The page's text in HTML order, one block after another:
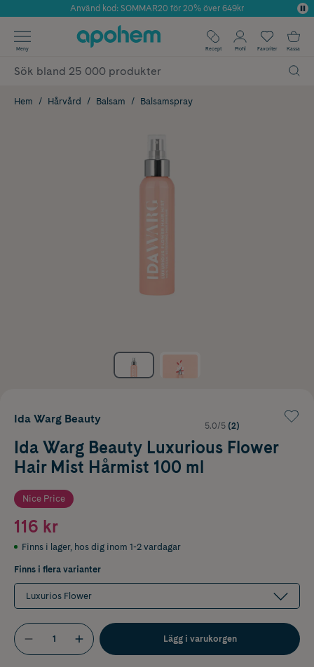
Årets Butik 2025 inom Skönhet
Använd kod: SOMMAR20 för 20% över 649kr
✓ Fri frakt
✓ Poäng på alla köp*
Meny Recept Profil Favoriter Kassa
Hem Hårvård Balsam Balsamspray
Ida Warg Beauty
5.0/5 (2)
Ida Warg Beauty Luxurious Flower
Hair Mist Hårmist 100 ml
Nice Price
116 kr
Finns i lager, hos dig inom 1-2 vardagar
Finns i flera varianter
Luxurios Flower
Lägg i varukorgen